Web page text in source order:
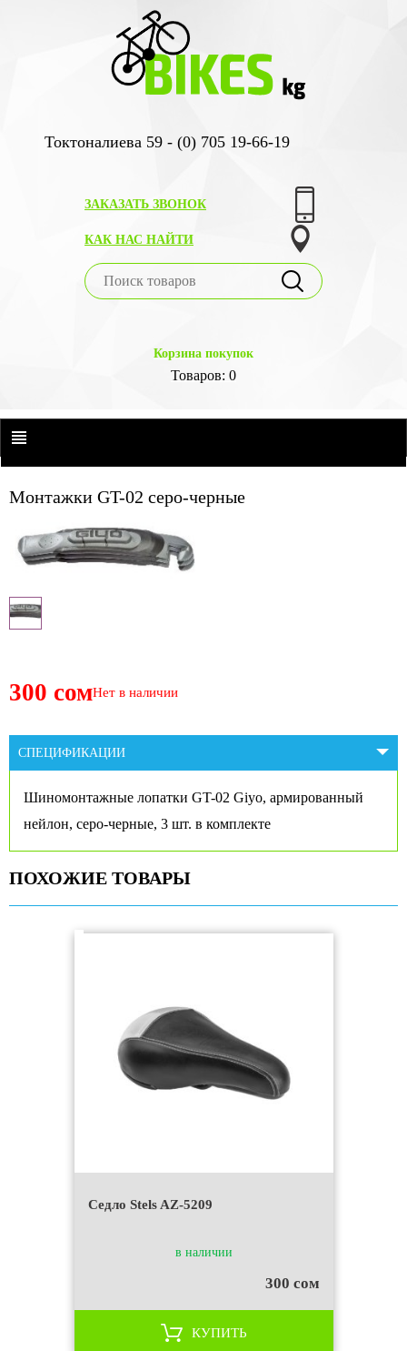
Токтоналиева 59 - (0) 705 19-66-19
ЗАКАЗАТЬ ЗВОНОК
КАК НАС НАЙТИ
Корзина покупок
Товаров: 0
Монтажки GT-02 серо-черные
300 сомНет в наличии
СПЕЦИФИКАЦИИ
Шиномонтажные лопатки GT-02 Giyo, армированный
нейлон, серо-черные, 3 шт. в комплекте
ПОХОЖИЕ ТОВАРЫ
Седло Stels AZ-5209
в наличии
300 сом
КУПИТЬ